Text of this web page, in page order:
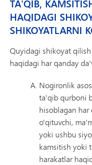
TA'QIB,
HAQIDAGI
SHIKOYATLARNI
Quyidagi shikoyat
haqidagi har qanday
Nogironlik
ta'qib qurboni
hisoblagan
o'qituvchi,
yoki ushbu
kamsitish yoki
harakatlar